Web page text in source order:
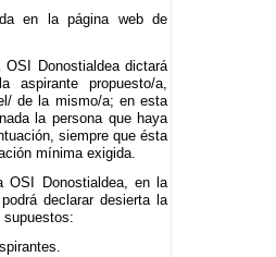
en la página web de
Donostialdea dictará
aspirante propuesto/a,
de la mismo/a; en esta
la persona que haya
siempre que ésta
mínima exigida.
OSI Donostialdea, en la
declarar desierta la